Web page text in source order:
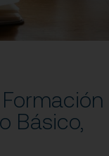
Básico,